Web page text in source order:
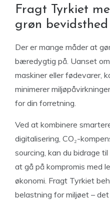
Fragt Tyrkiet
grøn bevidsthed
Der er mange måder at
bæredygtig på. Uanset
maskiner eller fødevarer,
minimerer
for din forretning.
Ved at kombinere
digitalisering, CO₂-
sourcing, kan du bidrage
at gå på kompromis med
økonomi. Fragt Tyrkiet
belastning for miljøet –